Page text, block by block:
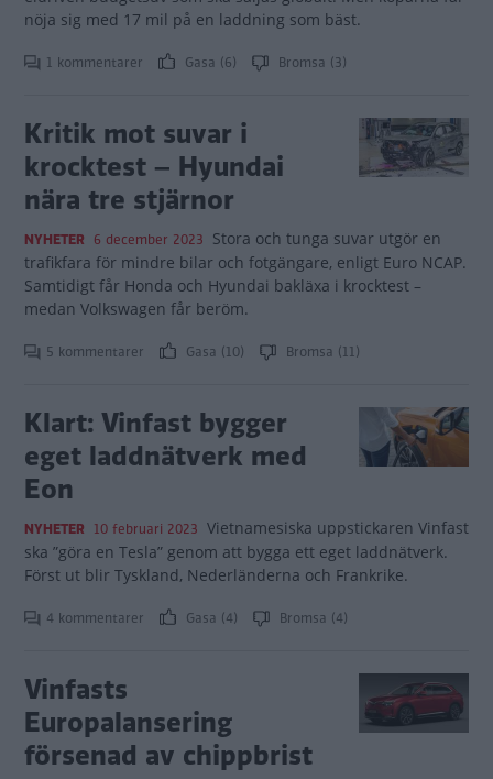
nöja sig med 17 mil på en laddning som bäst.
1 kommentarer Gasa (6) Bromsa (3)
Kritik mot suvar i
krocktest – Hyundai
nära tre stjärnor
NYHETER 6 december 2023 Stora och tunga suvar utgör en
trafikfara för mindre bilar och fotgängare, enligt Euro NCAP.
Samtidigt får Honda och Hyundai bakläxa i krocktest –
medan Volkswagen får beröm.
5 kommentarer Gasa (10) Bromsa (11)
Klart: Vinfast bygger
eget laddnätverk med
Eon
NYHETER 10 februari 2023 Vietnamesiska uppstickaren Vinfast
ska ”göra en Tesla” genom att bygga ett eget laddnätverk.
Först ut blir Tyskland, Nederländerna och Frankrike.
4 kommentarer Gasa (4) Bromsa (4)
Vinfasts
Europalansering
försenad av chippbrist